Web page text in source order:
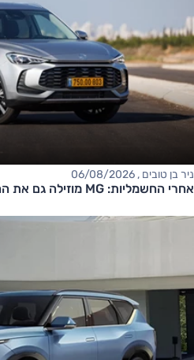
ניר בן טובים , 06/08/2026
אחרי החשמליות: MG מוזילה גם את ההיברידיות